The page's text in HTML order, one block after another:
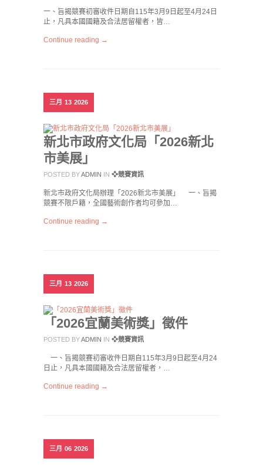
一、旨揭競賽初審收件日期自115年3月9日起至4月24日
止，凡具本國國籍及合法居留權者，皆…
Continue reading →
三月 13 2026
新北市政府文化局「2026新北
市美展」
POSTED BYADMIN IN ❖競賽資訊
新北市政府文化局辦理「2026新北市美展」 一、旨揭
競賽不限戶籍，全國藝術創作者均可參加…
Continue reading →
三月 13 2026
「2026宜蘭美術獎」徵件
POSTED BYADMIN IN ❖競賽資訊
一、旨揭競賽初審收件日期自115年3月9日起至4月24
日止，凡具本國國籍及合法居留權者，…
Continue reading →
三月 06 2026